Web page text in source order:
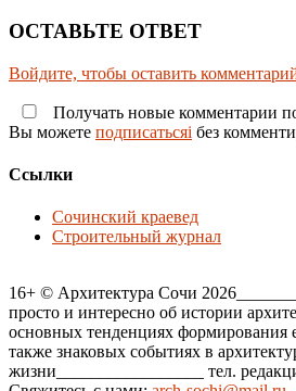
ОСТАВЬТЕ ОТВЕТ
Войдите, чтобы оставить
Получать новые комментарии
Вы можете подписатьсяi без
Ссылки
Сочинский краевед
Строительный журнал
16+ © Архитектура Сочи
просто и интересно об истории
основных тенденциях формирования
также знаковых событиях в
жизни_________________ тел.